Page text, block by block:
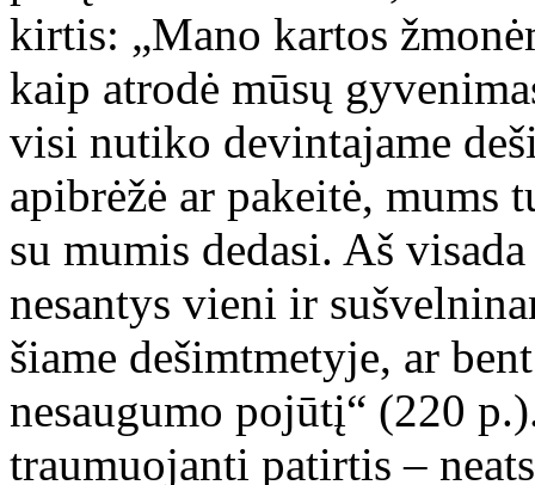
kirtis: „Mano kartos
kaip atrodė mūsų
visi nutiko devintajame
apibrėžė ar pakeitė, mums
su mumis dedasi. Aš
nesantys vieni ir
šiame dešimtmetyje, ar
nesaugumo pojūtį“ (220
traumuojanti patirtis –